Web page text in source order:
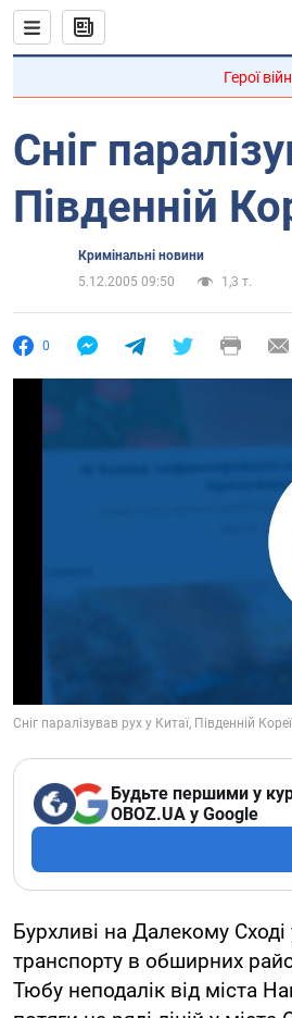
Герої
Сніг
Південній
Кримінальні новини
5.12.2005 09:50
1,3 т.
0
Будьте першими у
OBOZ.UA у Google
Бурхливі на Далекому Сході
транспорту в обширних
Тюбу неподалік від міста